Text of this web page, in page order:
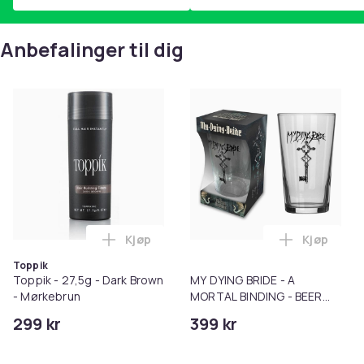
Anbefalinger til dig
Toppik
Toppik - 27,5g - Dark Brown
- Mørkebrun
299 kr
Legg Toppik - 27,5g - Dark Brown -
Kjøp
MY DYING BRIDE - A
MORTAL BINDING - BEER
399 kr
Legg MY
Kjøp